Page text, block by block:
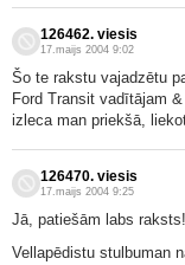
126462. viesis
17.maijs 2004 9:02
Šo te rakstu vajadzētu
Ford Transit vadītājam
izleca man priekšā,
126470. viesis
17.maijs 2004 9:25
Jā, patiešām labs raksts!
Vellapēdistu stulbuman